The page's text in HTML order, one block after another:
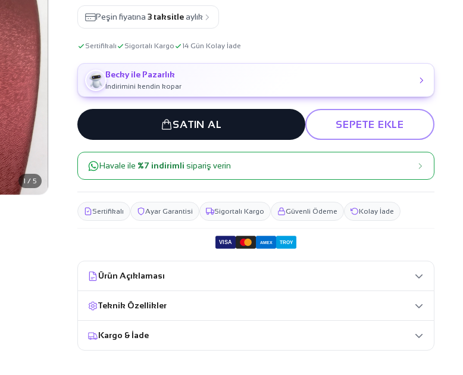
1 / 5
Peşin fiyatına 3 taksitle aylık
Sertifikalı Sigortalı Kargo 14 Gün Kolay İade
Becky ile Pazarlık
İndirimini kendin kopar
SATIN AL SEPETE EKLE
Havale ile %7 indirimli sipariş verin
Sertifikalı Ayar Garantisi Sigortalı Kargo Güvenli Ödeme Kolay İade
VISA AMEX TROY
Ürün Açıklaması
Teknik Özellikler
Kargo & İade